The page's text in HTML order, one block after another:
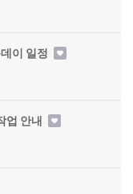
이 일정
업 안내